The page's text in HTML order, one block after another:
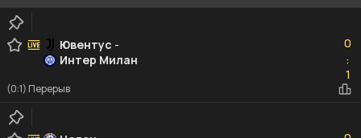
Ювентус -
Интер Милан
0
:1
1
(0:1) Перерыв